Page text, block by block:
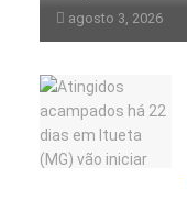
agosto 3, 2026